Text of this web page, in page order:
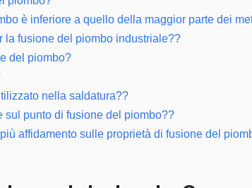
è inferiore a quello della maggior parte dei
la fusione del piombo industriale??
del piombo?
nella saldatura??
sul punto di fusione del piombo??
affidamento sulle proprietà di fusione del